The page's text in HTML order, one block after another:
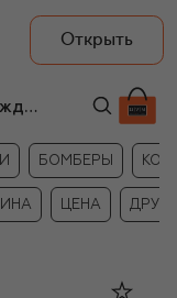
Открыть
Мужская верхняя одежда MVST
БОМБЕРЫ
ЦЕНА